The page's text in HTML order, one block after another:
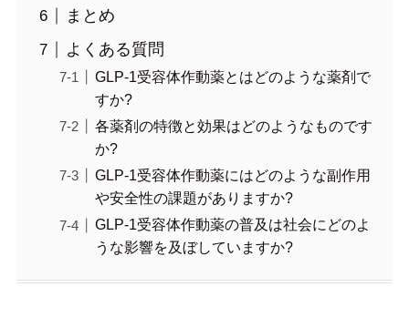
まとめ
よくある質問
GLP-1受容体作動薬とはどのような薬剤で
すか?
各薬剤の特徴と効果はどのようなものです
か?
GLP-1受容体作動薬にはどのような副作用
や安全性の課題がありますか?
GLP-1受容体作動薬の普及は社会にどのよ
うな影響を及ぼしていますか?